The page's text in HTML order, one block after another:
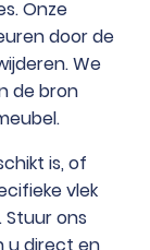
Onze
door de
We
de bron
is, of
vlek
Stuur ons